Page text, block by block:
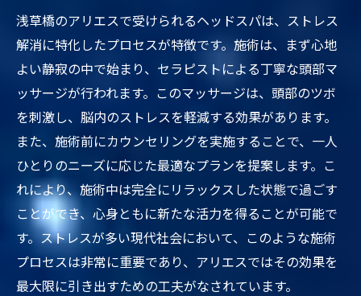
浅草橋のアリエスで受けられるヘッドスパは、ストレス
解消に特化したプロセスが特徴です。施術は、まず心地
よい静寂の中で始まり、セラピストによる丁寧な頭部マ
ッサージが行われます。このマッサージは、頭部のツボ
を刺激し、脳内のストレスを軽減する効果があります。
また、施術前にカウンセリングを実施することで、一人
ひとりのニーズに応じた最適なプランを提案します。こ
れにより、施術中は完全にリラックスした状態で過ごす
ことができ、心身ともに新たな活力を得ることが可能で
す。ストレスが多い現代社会において、このような施術
プロセスは非常に重要であり、アリエスではその効果を
最大限に引き出すための工夫がなされています。